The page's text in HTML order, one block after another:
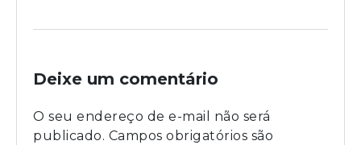
Deixe um comentário
O seu endereço de e-mail não será
publicado. Campos obrigatórios são